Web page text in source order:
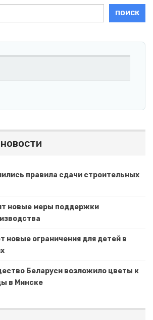
ПОИСК
правила сдачи строительных
новые меры поддержки
новые ограничения для детей в
Беларуси возложило цветы к
в Минске